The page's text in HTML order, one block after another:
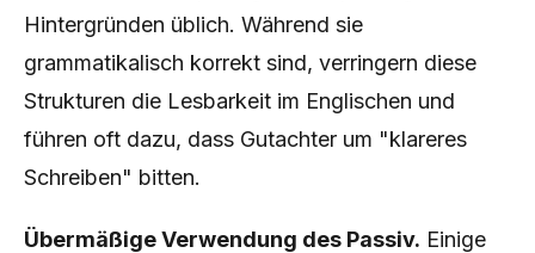
Hintergründen üblich. Während sie
grammatikalisch korrekt sind, verringern diese
Strukturen die Lesbarkeit im Englischen und
führen oft dazu, dass Gutachter um "klareres
Schreiben" bitten.
Übermäßige Verwendung des Passiv. Einige